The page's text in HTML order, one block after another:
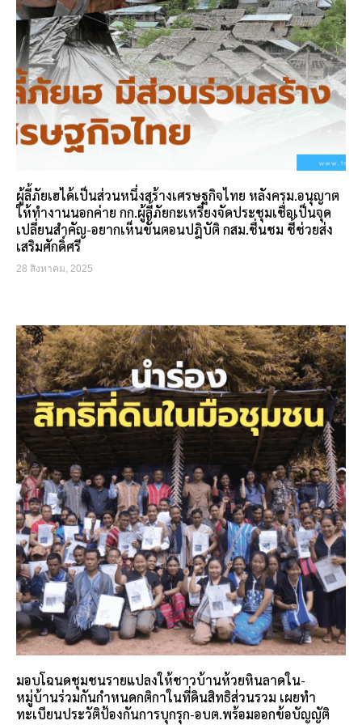
ผู้ลี้ภัยเฮได้เป็นส่วนหนึ่งสร้างเศรษฐกิจไทย หลังครม.อนุญาต
ให้ทำงานนอกค่าย กก.ผู้ลี้ภัยกะเหรี่ยงจัดประชุมเชื่อเป็นจุด
เปลี่ยนสำคัญ-อยากเห็นขั้นตอนปฎิบัติ กสม.ชื่นชม ชี้ช่วยส่ง
เสริมศักดิ์ศรี
28 สิงหาคม, 2025
มอบโฉนดชุมชนรายแปลงให้ชาวบ้านห้วยหินลาดใน-
หมู่บ้านร่วมกันกำหนดกติกาในที่ดินสิทธิส่วนรวม เผยทำ
ทะเบียนประวัติป้องกันการบุกรุก-อบต.พร้อมออกข้อบัญญัติ